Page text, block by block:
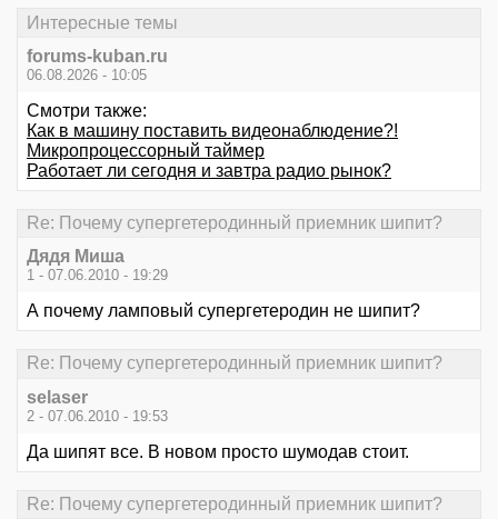
Интересные темы
forums-kuban.ru
06.08.2026 - 10:05
Смотри также:
Как в машину поставить видеонаблюдение?!
Микропроцессорный таймер
Работает ли сегодня и завтра радио рынок?
Re: Почему супергетеродинный приемник шипит?
Дядя Миша
1 - 07.06.2010 - 19:29
А почему ламповый супергетеродин не шипит?
Re: Почему супергетеродинный приемник шипит?
selaser
2 - 07.06.2010 - 19:53
Да шипят все. В новом просто шумодав стоит.
Re: Почему супергетеродинный приемник шипит?